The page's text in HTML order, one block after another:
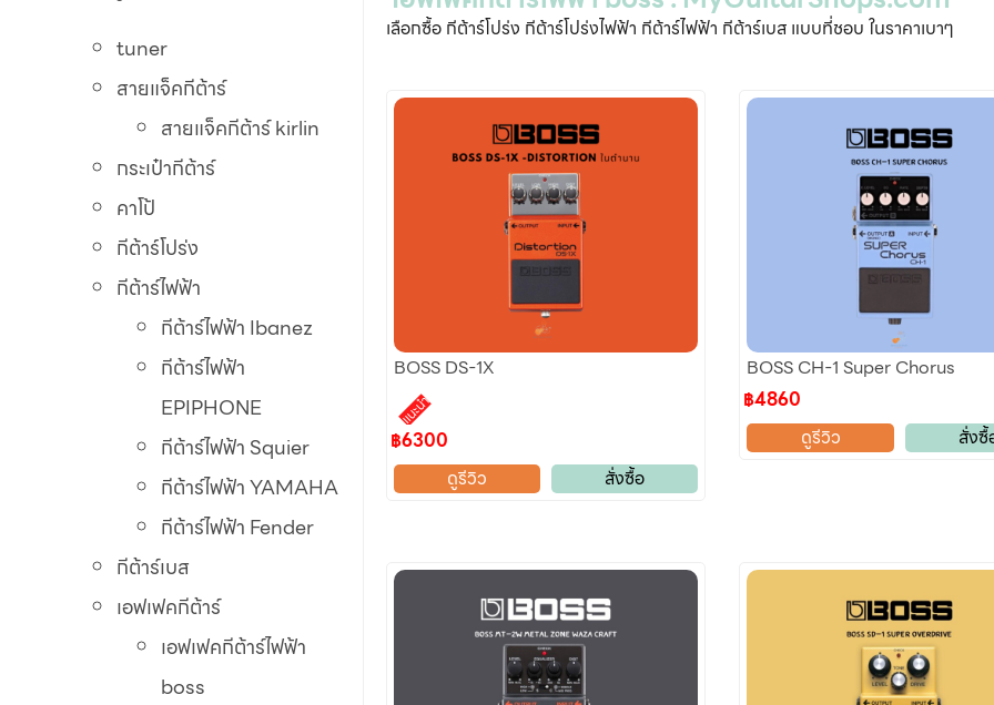
tuner
สายแจ็คกีต้าร์
สายแจ็คกีต้าร์ kirlin
กระเป๋ากีต้าร์
คาโป้
กีต้าร์โปร่ง
กีต้าร์ไฟฟ้า
กีต้าร์ไฟฟ้า Ibanez
กีต้าร์ไฟฟ้า
EPIPHONE
กีต้าร์ไฟฟ้า Squier
กีต้าร์ไฟฟ้า YAMAHA
กีต้าร์ไฟฟ้า Fender
กีต้าร์เบส
เอฟเฟคกีต้าร์
เอฟเฟคกีต้าร์ไฟฟ้า
boss
เลือกซื้อ กีต้าร์โปร่ง กีต้าร์โปร่งไฟฟ้า กีต้าร์ไฟฟ้า กีต้าร์เบส แบบที่ชอบ ในราคาเบาๆ
BOSS DS-1X
แนะนำ
฿6300
ดูรีวิว
สั่งซื้อ
BOSS CH-1 Super Chorus
฿4860
ดูรีวิว
สั่งซื้